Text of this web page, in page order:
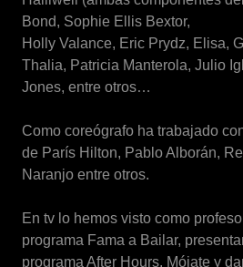
Bond, Sophie Ellis Bextor,
Holly Valance, Eric Prydz, Elisa,
Thalia, Patricia Manterola, Julio
Jones, entre otros…
Como coreógrafo ha trabajado
de París Hilton, Pablo Alborán,
Naranjo entre otros.
En tv lo hemos visto como
programa Fama a Bailar,
programa After Hours, Mójate y